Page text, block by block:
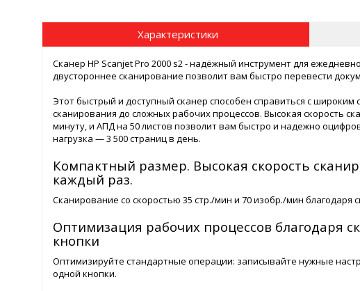
Характеристики
Сканер HP Scanjet Pro 2000 s2 - надёжный инструмент для
двустороннее сканирование позволит вам быстро перевести
Этот быстрый и доступный сканер способен справиться с широким
сканирования до сложных рабочих процессов. Высокая скорость
минуту, и АПД на 50 листов позволит вам быстро и надежно
нагрузка — 3 500 страниц в день.
Компактный размер. Высокая скорость
каждый раз.
Сканирование со скоростью 35 стр./мин и 70 изобр./мин
Оптимизация рабочих процессов благодаря
кнопки
Оптимизируйте стандартные операции: записывайте нужные
одной кнопки.